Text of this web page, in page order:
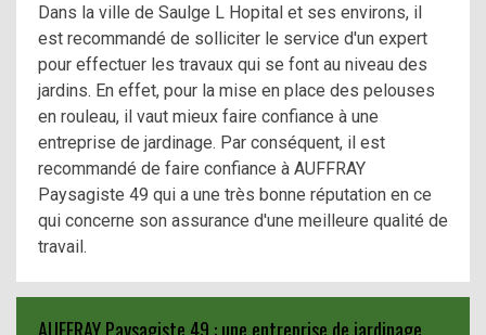
Dans la ville de Saulge L Hopital et ses environs, il
est recommandé de solliciter le service d'un expert
pour effectuer les travaux qui se font au niveau des
jardins. En effet, pour la mise en place des pelouses
en rouleau, il vaut mieux faire confiance à une
entreprise de jardinage. Par conséquent, il est
recommandé de faire confiance à AUFFRAY
Paysagiste 49 qui a une très bonne réputation en ce
qui concerne son assurance d'une meilleure qualité de
travail.